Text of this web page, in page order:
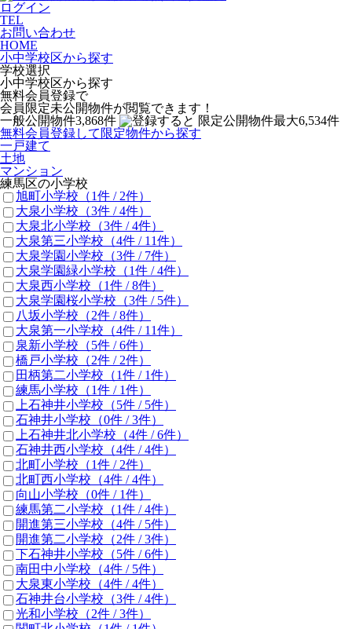
ログイン
TEL
お問い合わせ
HOME
小中学校区から探す
学校選択
小中学校区から探す
無料会員登録で
会員限定未公開物件が閲覧できます！
一般公開物件3,868件 限定公開物件最大6,534件
無料会員登録して限定物件から探す
一戸建て
土地
マンション
練馬区の小学校
旭町小学校 （1件 / 2件）
大泉小学校 （3件 /4件）
大泉北小学校 （3件 /4件）
大泉第三小学校 （4件 / 11件）
大泉学園小学校 （3件 / 7件）
大泉学園緑小学校 （1件 /4件）
大泉西小学校 （1件 /8件）
大泉学園桜小学校 （3件 / 5件）
八坂小学校 （2件 /8件）
大泉第一小学校 （4件 / 11件）
泉新小学校 （5件 /6件）
橋戸小学校 （2件 / 2件）
田柄第二小学校 （1件 / 1件）
練馬小学校 （1件 / 1件）
上石神井小学校 （5件 / 5件）
石神井小学校 （0件 /3件）
上石神井北小学校 （4件 /6件）
石神井西小学校 （4件 /4件）
北町小学校 （1件 / 2件）
北町西小学校 （4件 /4件）
向山小学校 （0件 / 1件）
練馬第二小学校 （1件 /4件）
開進第三小学校 （4件 / 5件）
開進第二小学校 （2件 /3件）
下石神井小学校 （5件 /6件）
南田中小学校 （4件 / 5件）
大泉東小学校 （4件 /4件）
石神井台小学校 （3件 /4件）
光和小学校 （2件 /3件）